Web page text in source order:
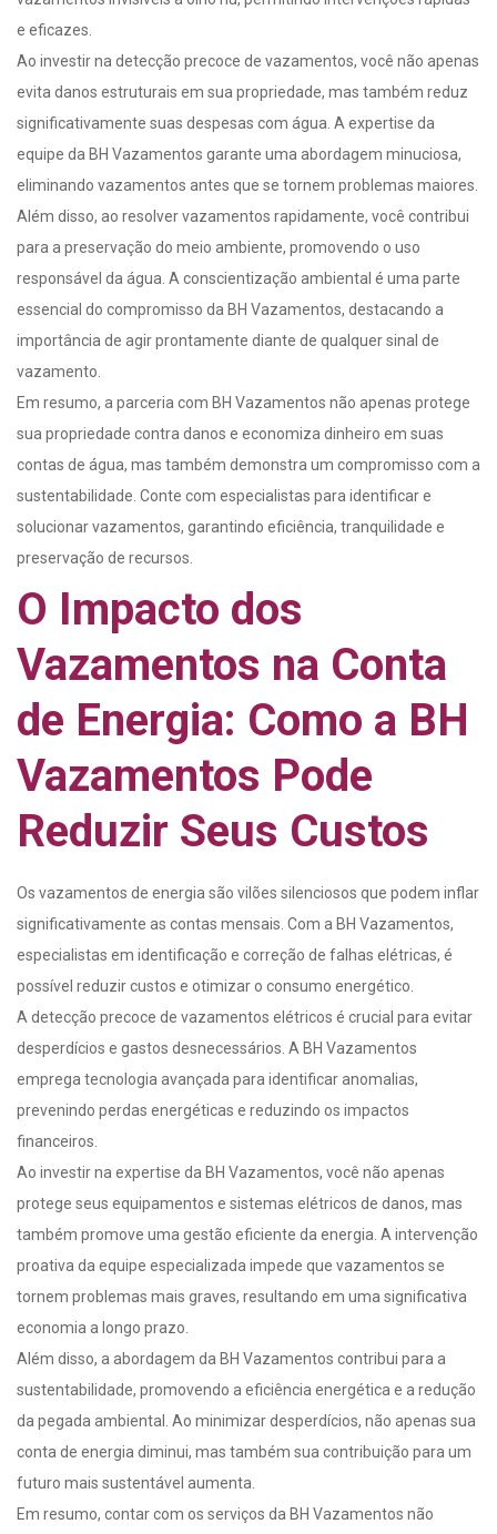
e eficazes.
Ao investir na detecção precoce de vazamentos, você não apenas
evita danos estruturais em sua propriedade, mas também reduz
significativamente suas despesas com água. A expertise da
equipe da BH Vazamentos garante uma abordagem minuciosa,
eliminando vazamentos antes que se tornem problemas maiores.
Além disso, ao resolver vazamentos rapidamente, você contribui
para a preservação do meio ambiente, promovendo o uso
responsável da água. A conscientização ambiental é uma parte
essencial do compromisso da BH Vazamentos, destacando a
importância de agir prontamente diante de qualquer sinal de
vazamento.
Em resumo, a parceria com BH Vazamentos não apenas protege
sua propriedade contra danos e economiza dinheiro em suas
contas de água, mas também demonstra um compromisso com a
sustentabilidade. Conte com especialistas para identificar e
solucionar vazamentos, garantindo eficiência, tranquilidade e
preservação de recursos.
O Impacto dos
Vazamentos na Conta
de Energia: Como a BH
Vazamentos Pode
Reduzir Seus Custos
Os vazamentos de energia são vilões silenciosos que podem inflar
significativamente as contas mensais. Com a BH Vazamentos,
especialistas em identificação e correção de falhas elétricas, é
possível reduzir custos e otimizar o consumo energético.
A detecção precoce de vazamentos elétricos é crucial para evitar
desperdícios e gastos desnecessários. A BH Vazamentos
emprega tecnologia avançada para identificar anomalias,
prevenindo perdas energéticas e reduzindo os impactos
financeiros.
Ao investir na expertise da BH Vazamentos, você não apenas
protege seus equipamentos e sistemas elétricos de danos, mas
também promove uma gestão eficiente da energia. A intervenção
proativa da equipe especializada impede que vazamentos se
tornem problemas mais graves, resultando em uma significativa
economia a longo prazo.
Além disso, a abordagem da BH Vazamentos contribui para a
sustentabilidade, promovendo a eficiência energética e a redução
da pegada ambiental. Ao minimizar desperdícios, não apenas sua
conta de energia diminui, mas também sua contribuição para um
futuro mais sustentável aumenta.
Em resumo, contar com os serviços da BH Vazamentos não